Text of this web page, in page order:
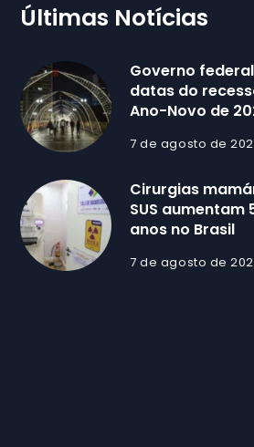
Últimas Notícias
Governo
datas do
Ano-Novo de
7 de agosto de
Cirurgias
SUS aumentam
anos no Brasil
7 de agosto de